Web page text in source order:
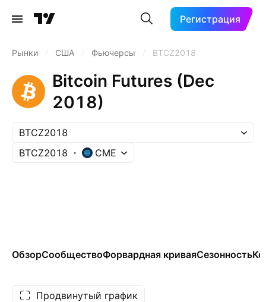
Регистрация
Рынки США Фьючерсы BTCZ2018
Bitcoin Futures (Dec
2018)
BTCZ2018
BTCZ2018
CME
ОбзорСообществоФорвардная криваяСезонность
Продвинутый график